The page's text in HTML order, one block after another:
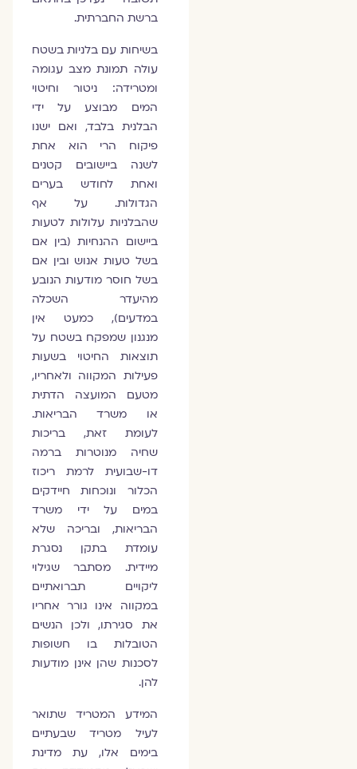
ברשת החברתית.
בשיחות עם בלניות בשטח
עולה תמונת מצב עגומה
ומטרידה: ניטור וחיטוי
המים מבוצע על ידי
הבלנית בלבד, ואם ישנו
פיקוח הרי הוא אחת
לשנה ביישובים קטנים
ואחת לחודש בערים
הגדולות. על אף
שהבלניות עלולות לטעות
ביישום ההנחיות (בין אם
בשל טעות אנוש ובין אם
בשל חוסר מודעות הנובע
מהיעדר השכלה
במדעים), כמעט אין
מנגנון שמפקח בשטח על
תוצאות החיטוי בשעות
פעילות המקווה ולאחריו,
מטעם המועצה הדתית
או משרד הבריאות.
לעומת זאת, בריכות
שחיה מנוטרות ברמה
דו-שבועית לרמת ריכוז
הכלור ונוכחות חיידקים
במים על ידי משרד
הבריאות, ובריכה שלא
עומדת בתקן נסגרת
מיידית. מסתבר שגילוי
ליקויים תברואתיים
במקווה אינו גורר אחריו
את סגירתו, ולכן הנשים
הטובלות בו חשופות
לסכנות שהן אינן מודעות
להן.
המידע המטריד שתואר
לעיל מטריד שבעתיים
בימים אלו, עת מדינת